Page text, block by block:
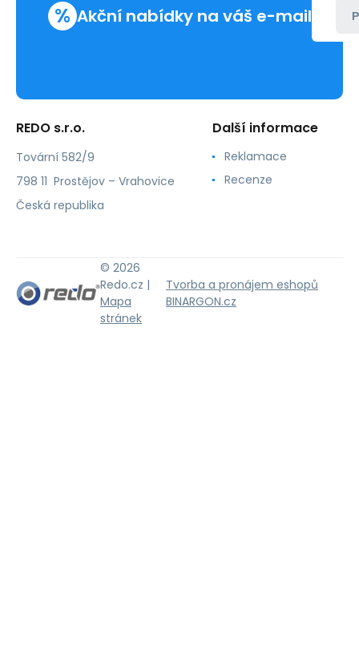
% Akční nabídky na váš e-mail
REDO s.r.o.
Tovární 582/9
798 11 Prostějov – Vrahovice
Česká republika
Další informace
Reklamace
Recenze
© 2026
Redo.cz |
Mapa
stránek
Tvorba a pronájem eshopů
BINARGON.cz